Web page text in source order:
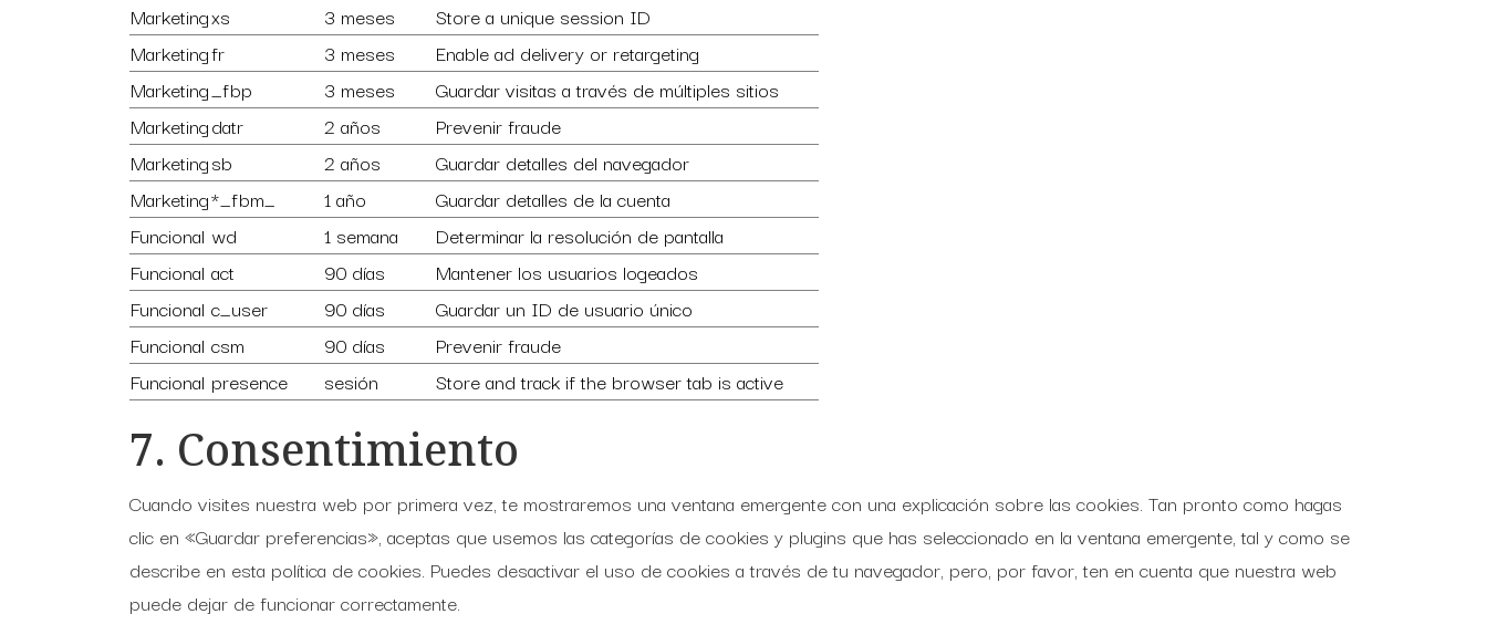
Marketingxs 3 meses
Store a unique session ID
Marketingfr 3 meses
Enable ad delivery or retargeting
Marketing_fbp 3 meses
Guardar visitas a través de múltiples sitios
Marketingdatr 2 años
Prevenir fraude
Marketingsb 2 años
Guardar detalles del navegador
Marketing*_fbm_ 1 año
Guardar detalles de la cuenta
Funcional wd 1 semana
Determinar la resolución de pantalla
Funcional act 90 días
Mantener los usuarios logeados
Funcional c_user 90 días
Guardar un ID de usuario único
Funcional csm 90 días
Prevenir fraude
Funcional presence sesión Store and track if the browser tab is active
7. Consentimiento
Cuando visites nuestra web por primera vez, te mostraremos una ventana emergente con una explicación sobre las cookies. Tan pronto como hagas
clic en «Guardar preferencias», aceptas que usemos las categorías de cookies y plugins que has seleccionado en la ventana emergente, tal y como se
describe en esta política de cookies. Puedes desactivar el uso de cookies a través de tu navegador, pero, por favor, ten en cuenta que nuestra web
puede dejar de funcionar correctamente.